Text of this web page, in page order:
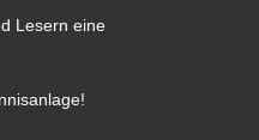
Lesern eine